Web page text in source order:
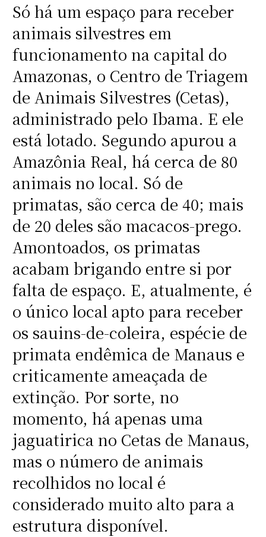
Só há um espaço para receber
animais silvestres em
funcionamento na capital do
Amazonas, o Centro de Triagem
de Animais Silvestres (Cetas),
administrado pelo Ibama. E ele
está lotado. Segundo apurou a
Amazônia Real, há cerca de 80
animais no local. Só de
primatas, são cerca de 40; mais
de 20 deles são macacos-prego.
Amontoados, os primatas
acabam brigando entre si por
falta de espaço. E, atualmente, é
o único local apto para receber
os sauins-de-coleira, espécie de
primata endêmica de Manaus e
criticamente ameaçada de
extinção. Por sorte, no
momento, há apenas uma
jaguatirica no Cetas de Manaus,
mas o número de animais
recolhidos no local é
considerado muito alto para a
estrutura disponível.